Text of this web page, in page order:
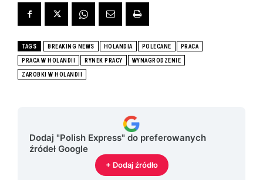
TAGS BREAKING NEWS HOLANDIA POLECANE PRACA
PRACA W HOLANDII RYNEK PRACY WYNAGRODZENIE
ZAROBKI W HOLANDII
Dodaj "Polish Express" do preferowanych
źródeł Google
+ Dodaj źródło